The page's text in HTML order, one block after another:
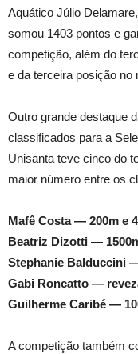
Aquático Júlio
somou 1403 pontos e
competição, além do
e da terceira posição no
Outro grande destaque
classificados para a
Unisanta teve cinco do
maior número entre os
Mafê Costa — 200m e
Beatriz Dizotti —
Stephanie Balduccini
Gabi Roncatto —
Guilherme Caribé —
A competição também